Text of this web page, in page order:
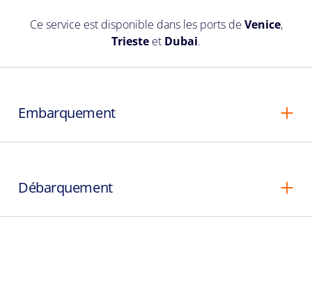
Ce service est disponible dans les ports de Venice,
Trieste et Dubai.
Embarquement
Débarquement